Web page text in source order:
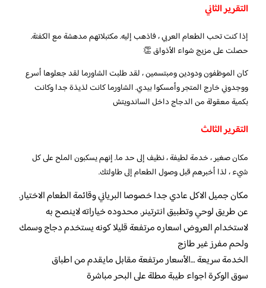
التقرير الثاني
إذا كنت تحب الطعام العربي ، فاذهب إليه. مكتبلاتهم مدهشة مع الكفتة.
حصلت على مزيج شواء الأذواق 👏
كان الموظفون ودودين ومبتسمين ، لقد طلبت الشاورما لقد جعلوها أسرع
ووجدوني خارج المتجر وأمسكوا بيدي. الشاورما كانت لذيذة جدا وكانت
بكمية معقولة من الدجاج داخل الساندويتش
التقرير الثالث
مكان صغير ، خدمة لطيفة ، نظيف إلى حد ما. إنهم يسكبون الملح على كل
شيء ، لذا أخبرهم قبل وصول الطعام إلى طاولتك.
مكان جميل الاكل عادي جدا خصوصا البرياني وقائمة الطعام الاختيار.
عن طريق لوحي وتطبيق انترتينر. محدوده خياراته لاينصح به
لاستخدام العروض اسعاره مرتفعة قليلا كونه يستخدم دجاج وسمك
ولحم مفرز غير طازج
الخدمة سريعة …الأسعار مرتفعة مقابل مايقدم من اطباق
سوق الوكرة اجواء طيبة مطلة على البحر مباشرة